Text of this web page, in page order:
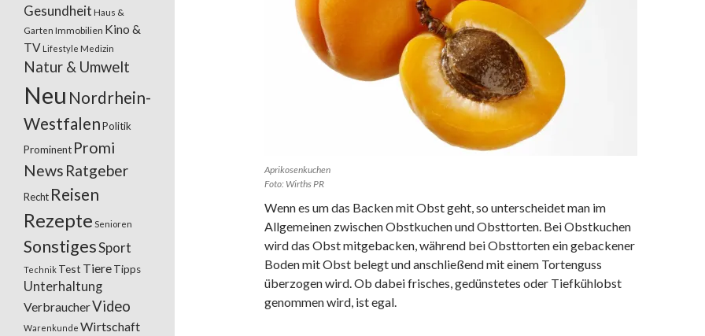
Aprikosenkuchen
Foto: Wirths PR
Wenn es um das Backen mit Obst geht, so unterscheidet man im
Allgemeinen zwischen Obstkuchen und Obsttorten. Bei Obstkuchen
wird das Obst mitgebacken, während bei Obsttorten ein gebackener
Boden mit Obst belegt und anschließend mit einem Tortenguss
überzogen wird. Ob dabei frisches, gedünstetes oder Tiefkühlobst
genommen wird, ist egal.
Gesundheit Haus &
Garten Immobilien Kino &
TV Lifestyle Medizin
Natur & Umwelt
Neu Nordrhein-
WestfalenPolitik
Prominent Promi
News Ratgeber
Recht Reisen
Rezepte Senioren
SonstigesSport
Technik Test TiereTipps
Unterhaltung
VerbraucherVideo
Warenkunde Wirtschaft